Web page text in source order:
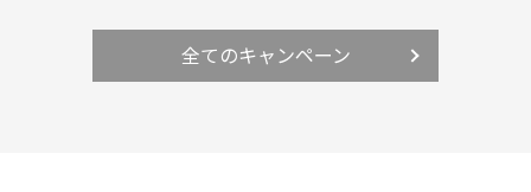
全てのキャンペーン